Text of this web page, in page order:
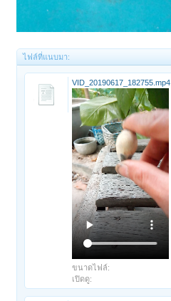
ไฟล์ที่แนบมา:
VID_20190617_182755.mp4
ขนาดไฟล์:
เปิดดู: